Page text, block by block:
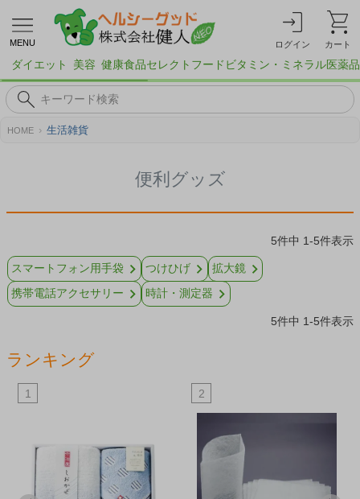
MENU ログイン カート
ダイエット 美容 健康食品セレクトフード ビタミン・ミネラル医薬品
HOME 生活雑貨
便利グッズ
5件中 1-5件表示
スマートフォン用手袋 つけひげ
拡大鏡
携帯電話アクセサリー
時計・測定器
5件中 1-5件表示
ランキング
1 2